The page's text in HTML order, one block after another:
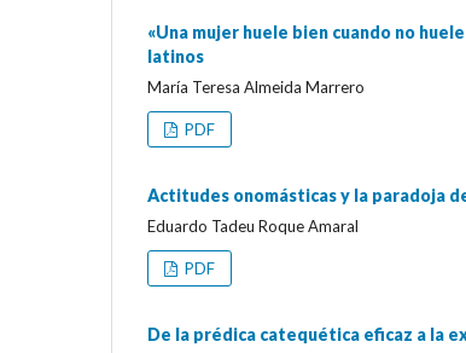
«Una mujer huele bien cuando no
latinos
María Teresa Almeida Marrero
PDF
Actitudes onomásticas y la paradoja
Eduardo Tadeu Roque Amaral
PDF
De la prédica catequética eficaz a la